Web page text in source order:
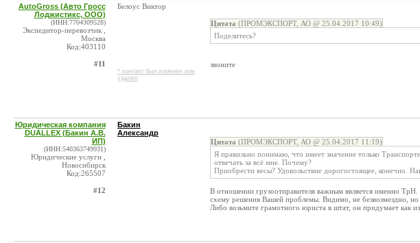
AutoGross (Авто Гросс
Лоджистикс, ООО)
(ИНН:7704309528)
Экспедитор-перевозчик ,
Москва
Код:403110
#11
Белоус Виктор
* контакт был изменен или
удален
Цитата (ПРОМЭКСПОРТ, АО @ 25.04.2017 10:49)
Поделитесь?
звоните
Юридическая компания
DUALLEX (Бакин А.В.
ИП)
(ИНН:540363749931)
Юридические услуги ,
Новосибирск
Код:265507
#12
Бакин
Александр
Цитата (ПРОМЭКСПОРТ, АО @ 25.04.2017 11:19)
Я правильно понимаю, что имеет значение только
отвечать за всё мне. Почему?
Приобрести весы? Удовольствие дорогостоящее, конечно.
В отношении грузоотправителя важным является именно ТрН.
схему решения Вашей проблемы. Видимо, не безвозмездно, но
Либо возьмите грамотного юриста в штат, он придумает как